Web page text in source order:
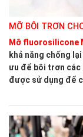
MỠ BÔI TRƠN
Mỡ fluorosilicone
khả năng chống
ưu để bôi trơn các
được sử dụng để